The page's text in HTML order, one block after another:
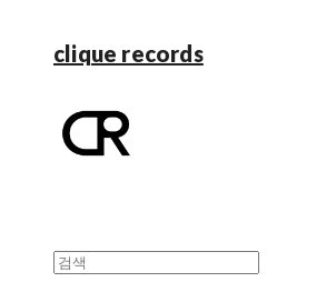
clique records